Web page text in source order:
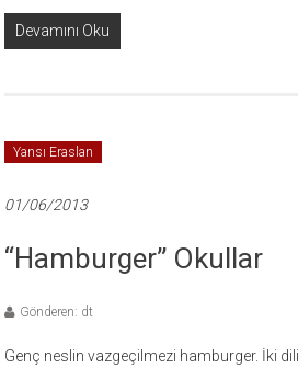
Devamını Oku
Yansı Eraslan
01/06/2013
“Hamburger” Okullar
Gönderen: dt
Genç neslin vazgeçilmezi hamburger. İki